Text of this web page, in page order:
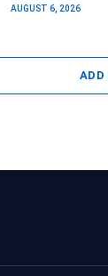
AUGUST 6, 2026
ADD